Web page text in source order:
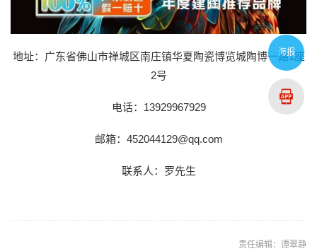
地址：广东省佛山市禅城区南庄镇华夏陶瓷博览城陶博一路1座
2号
电话：13929967929
邮箱：452044129@qq.com
联系人：罗先生
责任编辑：谭翠静
海报